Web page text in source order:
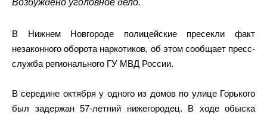
Возбуждено уголовное дело.
В Нижнем Новгороде полицейские пресекли факт
незаконного оборота наркотиков, об этом сообщает пресс-
служба регионального ГУ МВД России.
В середине октября у одного из домов по улице Горького
был задержан 57-летний нижегородец. В ходе обыска